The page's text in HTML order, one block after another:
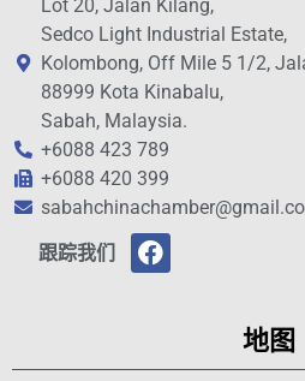
Lot 20, Jalan Kilang,
Sedco Light Industrial Estate,
Kolombong, Off Mile 5 1/2,
88999 Kota Kinabalu,
Sabah, Malaysia.
+6088 423 789
+6088 420 399
跟踪我们
地图